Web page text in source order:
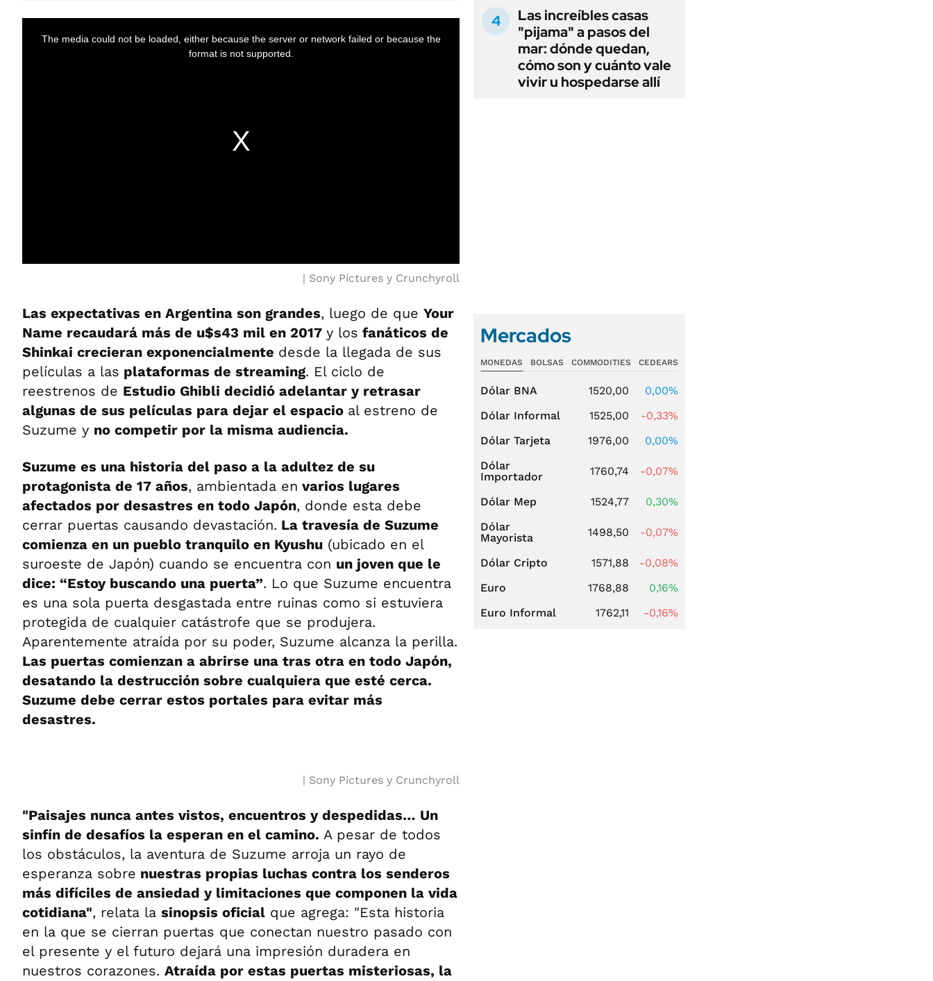
Sony Pictures y Crunchyroll
Las expectativas en Argentina son grandes, luego de que Your
Name recaudará más de u$s43 mil en 2017 y los fanáticos de
Shinkai crecieran exponencialmente desde la llegada de sus
películas a las plataformas de streaming. El ciclo de
reestrenos de Estudio Ghibli decidió adelantar y retrasar
algunas de sus películas para dejar el espacio al estreno de
Suzume y no competir por la misma audiencia.
Suzume es una historia del paso a la adultez de su
protagonista de 17 años, ambientada en varios lugares
afectados por desastres en todo Japón, donde esta debe
cerrar puertas causando devastación. La travesía de Suzume
comienza en un pueblo tranquilo en Kyushu (ubicado en el
suroeste de Japón) cuando se encuentra con un joven que le
dice: “Estoy buscando una puerta”. Lo que Suzume encuentra
es una sola puerta desgastada entre ruinas como si estuviera
protegida de cualquier catástrofe que se produjera.
Aparentemente atraída por su poder, Suzume alcanza la perilla.
Las puertas comienzan a abrirse una tras otra en todo Japón,
desatando la destrucción sobre cualquiera que esté cerca.
Suzume debe cerrar estos portales para evitar más
desastres.
Sony Pictures y Crunchyroll
"Paisajes nunca antes vistos, encuentros y despedidas… Un
sinfín de desafíos la esperan en el camino. A pesar de todos
los obstáculos, la aventura de Suzume arroja un rayo de
esperanza sobre nuestras propias luchas contra los senderos
más difíciles de ansiedad y limitaciones que componen la vida
cotidiana", relata la sinopsis oficial que agrega: "Esta historia
en la que se cierran puertas que conectan nuestro pasado con
el presente y el futuro dejará una impresión duradera en
nuestros corazones. Atraída por estas puertas misteriosas, la
Las increíbles casas
"pijama" a pasos del
mar: dónde quedan,
cómo son y cuánto vale
vivir u hospedarse allí
Mercados
MONEDAS BOLSAS COMMODITIES CEDEARS
Dólar BNA 1520,00
0,00%
Dólar Informal
1525,00
-0,33%
Dólar Tarjeta
1976,00
0,00%
Dólar
Importador
1760,74 -0,07%
Dólar Mep 1524,77
0,30%
Dólar
Mayorista
1498,50 -0,07%
Dólar Cripto 1571,88
-0,08%
Euro
1768,88
0,16%
Euro Informal
1762,11 -0,16%